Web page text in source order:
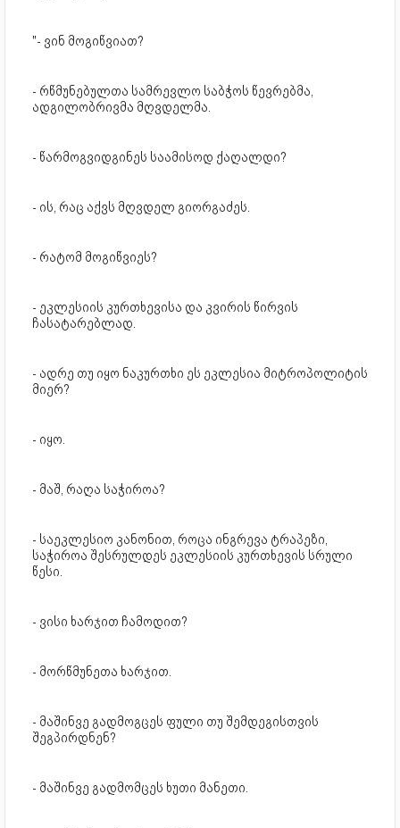
"- ვინ მოგიწვიათ?
- რწმუნებულთა სამრევლო საბჭოს წევრებმა,
ადგილობრივმა მღვდელმა.
- წარმოგვიდგინეს საამისოდ ქაღალდი?
- ის, რაც აქვს მღვდელ გიორგაძეს.
- რატომ მოგიწვიეს?
- ეკლესიის კურთხევისა და კვირის წირვის
ჩასატარებლად.
- ადრე თუ იყო ნაკურთხი ეს ეკლესია მიტროპოლიტის
მიერ?
- იყო.
- მაშ, რაღა საჭიროა?
- საეკლესიო კანონით, როცა ინგრევა ტრაპეზი,
საჭიროა შესრულდეს ეკლესიის კურთხევის სრული
წესი.
- ვისი ხარჯით ჩამოდით?
- მორწმუნეთა ხარჯით.
- მაშინვე გადმოგცეს ფული თუ შემდეგისთვის
შეგპირდნენ?
- მაშინვე გადმომცეს ხუთი მანეთი.